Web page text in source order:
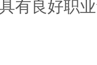
有良好职